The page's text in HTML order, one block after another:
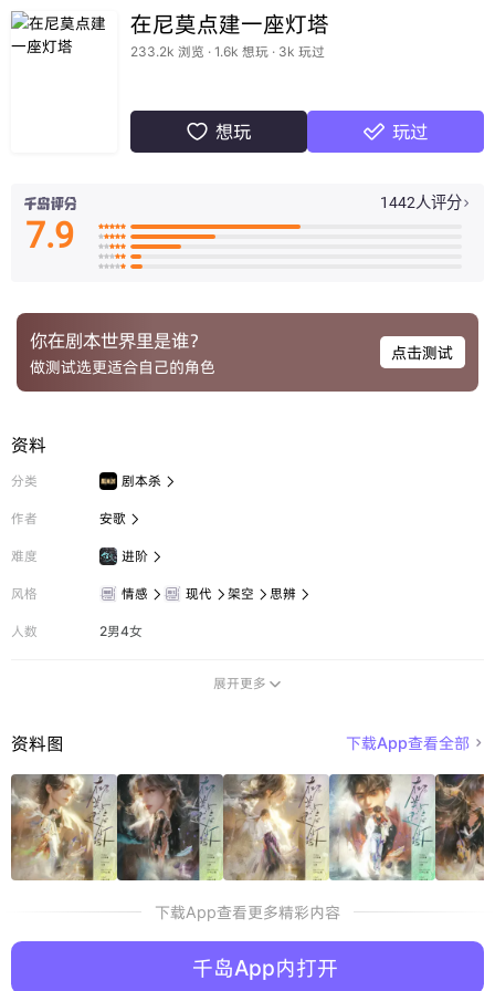
在尼莫点建一座灯塔
233.2k 浏览 · 1.6k 想玩 · 3k 玩过
 想玩  玩过
1442人评分 
7.9 




你在剧本世界里是谁？
做测试选更适合自己的角色
点击测试
资料
分类 剧本杀 
作者 安歌 
难度 进阶 
风格 情感  现代  架空  思辨 
人数 2男4女
展开更多 
资料图 下载App查看全部 
下载App查看更多精彩内容
千岛App内打开